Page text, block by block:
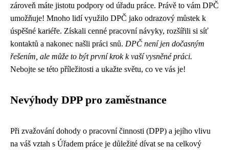
zároveň máte jistotu podpory od úřadu práce. Právě to vám DPČ
umožňuje! Mnoho lidí využilo DPČ jako odrazový můstek k
úspěšné kariéře. Získali cenné pracovní návyky, rozšířili si síť
kontaktů a nakonec našli práci snů. DPČ není jen dočasným
řešením, ale může to být první krok k vaší vysněné práci.
Nebojte se této příležitosti a ukažte světu, co ve vás je!
Nevýhody DPP pro zaměstnance
Při zvažování dohody o pracovní činnosti (DPP) a jejího vlivu
na váš vztah s Úřadem práce je důležité dívat se na celkový